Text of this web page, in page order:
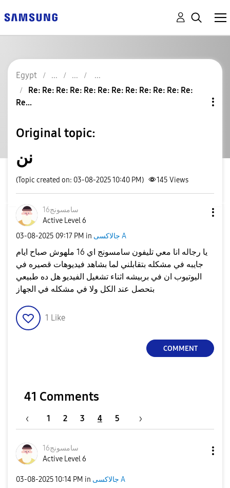
Egypt
Re: Re: Re: Re: Re: Re: Re: Re: Re: Re: Re: Re:
Re...
Original topic:
نن
(Topic created on: 03-08-2025 10:40 PM) 145 Views
سامسونج16
Active Level 6
‎03-08-2025 09:17 PM in جالاكسى A
يا رجاله انا معي تليفون سامسونج اي 16 ملهوش صباح ايام
جايبه في مشكله بتقابلني لما بشاهد فيديوهات قصيره في
اليوتيوب ان في بربيشه اثناء تشغيل الفيديو هل ده طبيعي
بتحصل عند الكل ولا في مشكله في الجهاز
1 Like
COMMENT
41 Comments
1 2 3 4 5
سامسونج16
Active Level 6
‎03-08-202510:14 PM in جالاكسى A